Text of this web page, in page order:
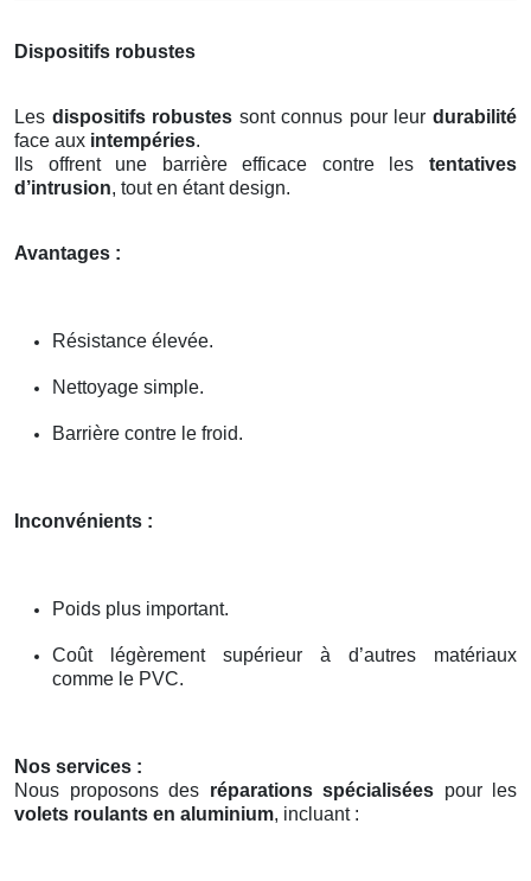
Dispositifs robustes
Les dispositifs robustes sont connus pour leurdurabilité
face aux intempéries.
Ils offrent une barrière efficace contre les tentatives
d’intrusion, tout en étant design.
Avantages :
Résistance élevée.
Nettoyage simple.
Barrière contre le froid.
Inconvénients :
Poids plus important.
Coût légèrement supérieur à d’autres matériaux
comme le PVC.
Nos services :
Nous proposons des réparations spécialisées pour les
volets roulants en aluminium, incluant :